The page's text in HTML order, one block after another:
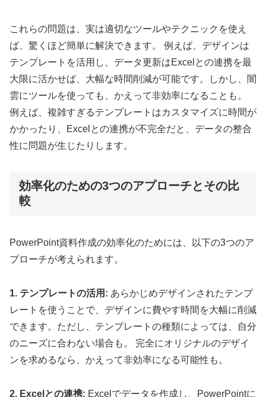
これらの問題は、実は適切なツールやテクニックを使え
ば、驚くほど簡単に解決できます。 例えば、デザインは
テンプレートを活用し、データ更新はExcelとの連携を最
大限に活かせば、大幅な時間削減が可能です。しかし、闇
雲にツールを使っても、かえって非効率になることも。
例えば、複雑すぎるテンプレートはカスタマイズに時間が
かかったり、Excelとの連携が不完全だと、データの整合
性に問題が生じたりします。
効率化のための3つのアプローチとその比
較
PowerPoint資料作成の効率化のためには、以下の3つのア
プローチが考えられます。
1. テンプレートの活用: あらかじめデザインされたテンプ
レートを使うことで、デザインに費やす時間を大幅に削減
できます。ただし、テンプレートの種類によっては、自分
のニーズに合わない場合も。 完全にオリジナルのデザイ
ンを求めるなら、かえって非効率になる可能性も。
2. Excelとの連携: Excelでデータを作成し、PowerPointに